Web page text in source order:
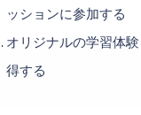
ッションに参加する
オリジナルの学習体
得する